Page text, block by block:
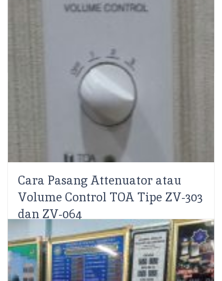
Transformer (ZT-351) pada Corong Speaker TOA Low
Cara Pasang Attenuator atau
Volume Control TOA Tipe ZV-303
dan ZV-064
Ahmad Rifqi
SCS Electronics – Attenuator mempunyai fungsi yang
sama dengan volume control seperti pada sebuah